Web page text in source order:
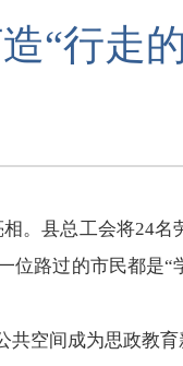
“行走
。县总工会将24
位路过的市民都
共空间成为思政教